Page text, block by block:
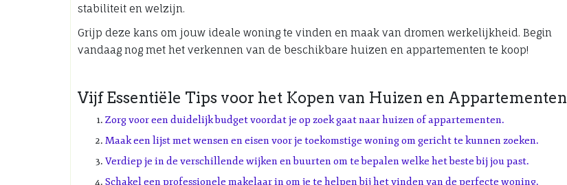
stabiliteit en welzijn.
Grijp deze kans om jouw ideale woning te vinden en maak van dromen werkelijkheid. Begin
vandaag nog met het verkennen van de beschikbare huizen en appartementen te koop!
Vijf Essentiële Tips voor het Kopen van Huizen en Appartementen
Zorg voor een duidelijk budget voordat je op zoek gaat naar huizen of appartementen.
Maak een lijst met wensen en eisen voor je toekomstige woning om gericht te kunnen zoeken.
Verdiep je in de verschillende wijken en buurten om te bepalen welke het beste bij jou past.
Schakel een professionele makelaar in om je te helpen bij het vinden van de perfecte woning.